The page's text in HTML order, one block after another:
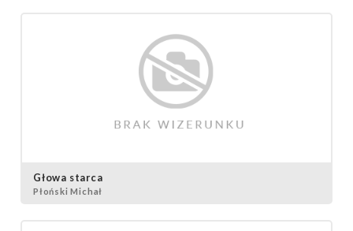
Głowa starca
Płoński Michał